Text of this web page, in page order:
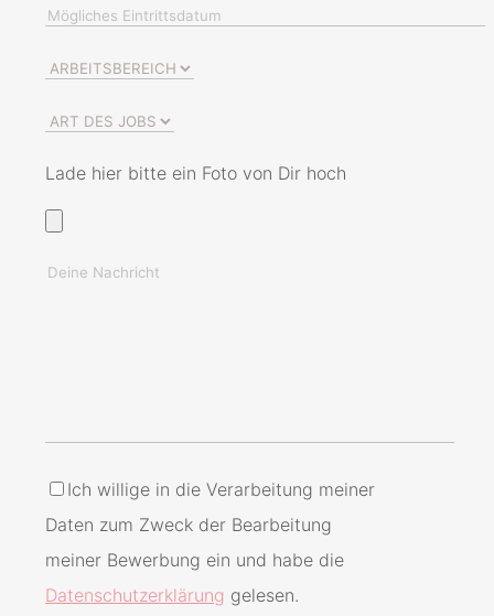
Lade hier bitte ein Foto von Dir hoch
Ich willige in die Verarbeitung meiner
Daten zum Zweck der Bearbeitung
meiner Bewerbung ein und habe die
Datenschutzerklärung gelesen.